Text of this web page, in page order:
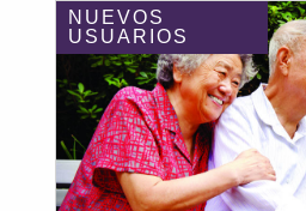
NUEVOS
USUARIOS